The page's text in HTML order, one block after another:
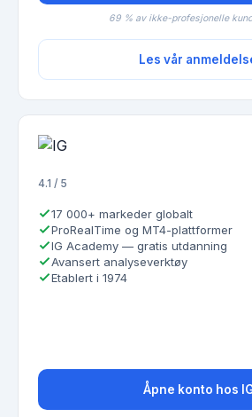
69 % av ikke-profesjonelle
Les vår
4.1 / 5
17 000+ markeder globalt
ProRealTime og MT4-plattformer
IG Academy — gratis utdanning
Avansert analyseverktøy
Etablert i 1974
Åpne konto hos